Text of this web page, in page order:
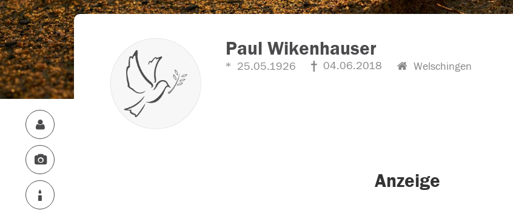
Paul Wikenhauser
25.05.1926 04.06.2018 Welschingen
Anzeige